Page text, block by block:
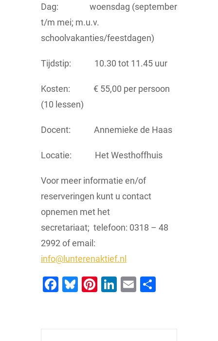
Dag: woensdag (september
t/m mei; m.u.v.
schoolvakanties/feestdagen)
Tijdstip: 10.30 tot 11.45 uur
Kosten: € 55,00 per persoon
(10 lessen)
Docent: Annemieke de Haas
Locatie: Het Westhoffhuis
Voor meer informatie en/of
reserveringen kunt u contact
opnemen met het
secretariaat; telefoon: 0318 – 48
2992 of email:
info@lunterenaktief.nl
Facebook
Bluesky
Pinterest
LinkedIn
Email